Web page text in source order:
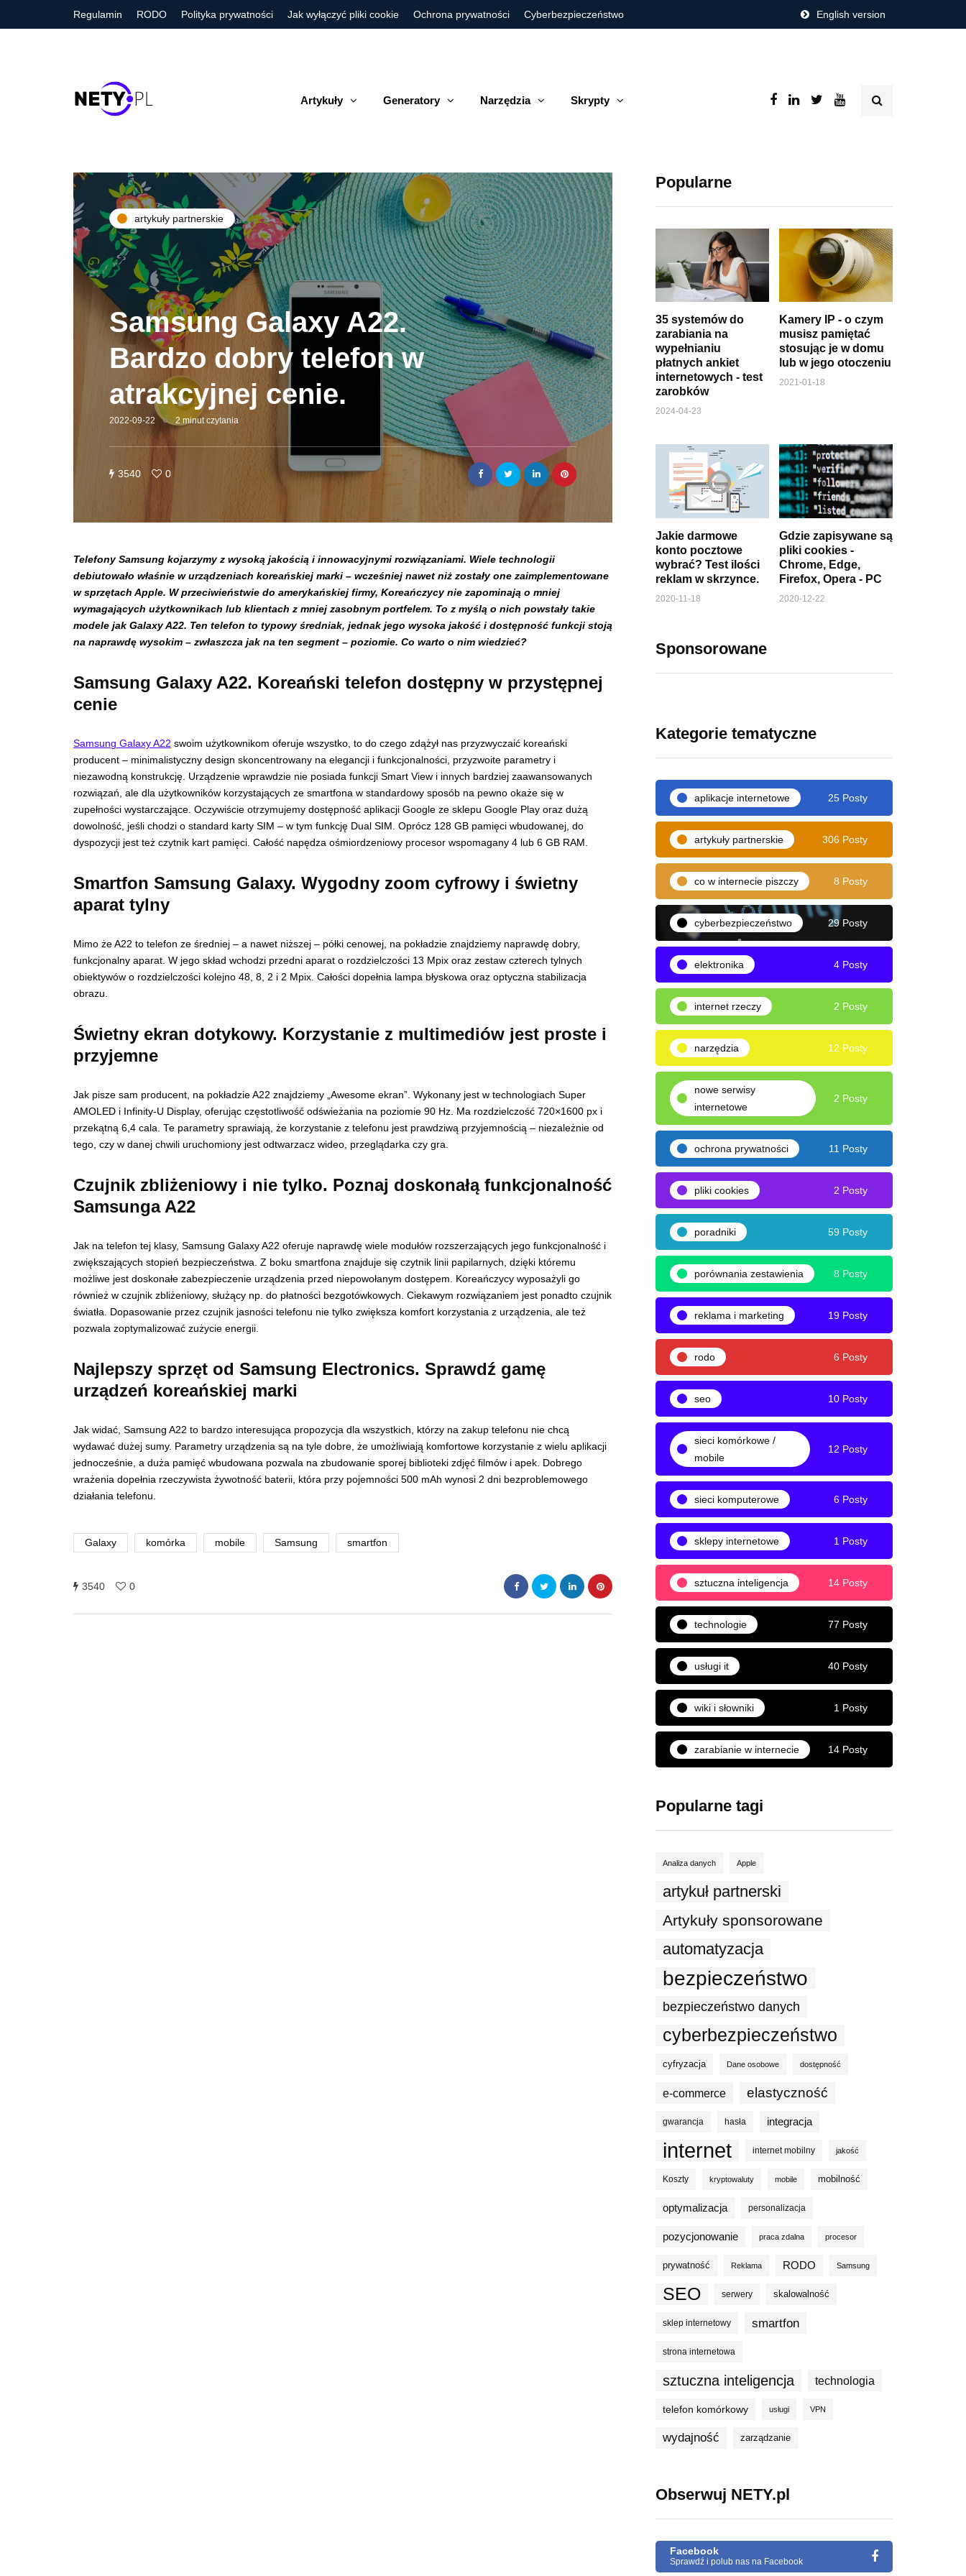
Regulamin RODO Polityka prywatności Jak wyłączyć pliki cookie Ochrona prywatności Cyberbezpieczeństwo English version
Artykuły Generatory Narzędzia Skrypty
artykuły partnerskie
Samsung Galaxy A22.
Bardzo dobry telefon w
atrakcyjnej cenie.
2022-09-22 2 minut czytania
3540 0
Telefony Samsung kojarzymy z wysoką jakością i innowacyjnymi rozwiązaniami. Wiele technologii
debiutowało właśnie w urządzeniach koreańskiej marki – wcześniej nawet niż zostały one zaimplementowane
w sprzętach Apple. W przeciwieństwie do amerykańskiej firmy, Koreańczycy nie zapominają o mniej
wymagających użytkownikach lub klientach z mniej zasobnym portfelem. To z myślą o nich powstały takie
modele jak Galaxy A22. Ten telefon to typowy średniak, jednak jego wysoka jakość i dostępność funkcji stoją
na naprawdę wysokim – zwłaszcza jak na ten segment – poziomie. Co warto o nim wiedzieć?
Samsung Galaxy A22. Koreański telefon dostępny w przystępnej
cenie
Samsung Galaxy A22 swoim użytkownikom oferuje wszystko, to do czego zdążył nas przyzwyczaić koreański
producent – minimalistyczny design skoncentrowany na elegancji i funkcjonalności, przyzwoite parametry i
niezawodną konstrukcję. Urządzenie wprawdzie nie posiada funkcji Smart View i innych bardziej zaawansowanych
rozwiązań, ale dla użytkowników korzystających ze smartfona w standardowy sposób na pewno okaże się w
zupełności wystarczające. Oczywiście otrzymujemy dostępność aplikacji Google ze sklepu Google Play oraz dużą
dowolność, jeśli chodzi o standard karty SIM – w tym funkcję Dual SIM. Oprócz 128 GB pamięci wbudowanej, do
dyspozycji jest też czytnik kart pamięci. Całość napędza ośmiordzeniowy procesor wspomagany 4 lub 6 GB RAM.
Smartfon Samsung Galaxy. Wygodny zoom cyfrowy i świetny
aparat tylny
Mimo że A22 to telefon ze średniej – a nawet niższej – półki cenowej, na pokładzie znajdziemy naprawdę dobry,
funkcjonalny aparat. W jego skład wchodzi przedni aparat o rozdzielczości 13 Mpix oraz zestaw czterech tylnych
obiektywów o rozdzielczości kolejno 48, 8, 2 i 2 Mpix. Całości dopełnia lampa błyskowa oraz optyczna stabilizacja
obrazu.
Świetny ekran dotykowy. Korzystanie z multimediów jest proste i
przyjemne
Jak pisze sam producent, na pokładzie A22 znajdziemy „Awesome ekran”. Wykonany jest w technologiach Super
AMOLED i Infinity-U Display, oferując częstotliwość odświeżania na poziomie 90 Hz. Ma rozdzielczość 720×1600 px i
przekątną 6,4 cala. Te parametry sprawiają, że korzystanie z telefonu jest prawdziwą przyjemnością – niezależnie od
tego, czy w danej chwili uruchomiony jest odtwarzacz wideo, przeglądarka czy gra.
Czujnik zbliżeniowy i nie tylko. Poznaj doskonałą funkcjonalność
Samsunga A22
Jak na telefon tej klasy, Samsung Galaxy A22 oferuje naprawdę wiele modułów rozszerzających jego funkcjonalność i
zwiększających stopień bezpieczeństwa. Z boku smartfona znajduje się czytnik linii papilarnych, dzięki któremu
możliwe jest doskonałe zabezpieczenie urządzenia przed niepowołanym dostępem. Koreańczycy wyposażyli go
również w czujnik zbliżeniowy, służący np. do płatności bezgotówkowych. Ciekawym rozwiązaniem jest ponadto czujnik
światła. Dopasowanie przez czujnik jasności telefonu nie tylko zwiększa komfort korzystania z urządzenia, ale też
pozwala zoptymalizować zużycie energii.
Najlepszy sprzęt od Samsung Electronics. Sprawdź gamę
urządzeń koreańskiej marki
Jak widać, Samsung A22 to bardzo interesująca propozycja dla wszystkich, którzy na zakup telefonu nie chcą
wydawać dużej sumy. Parametry urządzenia są na tyle dobre, że umożliwiają komfortowe korzystanie z wielu aplikacji
jednocześnie, a duża pamięć wbudowana pozwala na zbudowanie sporej biblioteki zdjęć filmów i apek. Dobrego
wrażenia dopełnia rzeczywista żywotność baterii, która przy pojemności 500 mAh wynosi 2 dni bezproblemowego
działania telefonu.
Galaxy komórka mobile Samsung smartfon
3540 0
Popularne
35 systemów do
zarabiania na
wypełnianiu
płatnych ankiet
internetowych - test
zarobków
2024-04-23
Kamery IP - o czym
musisz pamiętać
stosując je w domu
lub w jego otoczeniu
2021-01-18
Jakie darmowe
konto pocztowe
wybrać? Test ilości
reklam w skrzynce.
2020-11-18
Gdzie zapisywane są
pliki cookies -
Chrome, Edge,
Firefox, Opera - PC
2020-12-22
Sponsorowane
Kategorie tematyczne
aplikacje internetowe 25 Posty
artykuły partnerskie 306 Posty
co w internecie piszczy 8 Posty
cyberbezpieczeństwo 29 Posty
elektronika 4 Posty
internet rzeczy 2 Posty
narzędzia 12 Posty
nowe serwisy
internetowe
2 Posty
ochrona prywatności 11 Posty
pliki cookies 2 Posty
poradniki 59 Posty
porównania zestawienia 8 Posty
reklama i marketing 19 Posty
rodo 6 Posty
seo 10 Posty
sieci komórkowe /
mobile
12 Posty
sieci komputerowe 6 Posty
sklepy internetowe 1 Posty
sztuczna inteligencja 14 Posty
technologie 77 Posty
usługi it 40 Posty
wiki i słowniki 1 Posty
zarabianie w internecie 14 Posty
Popularne tagi
Analiza danych Apple
artykuł partnerski
Artykuły sponsorowane
automatyzacja
bezpieczeństwo
bezpieczeństwo danych
cyberbezpieczeństwo
cyfryzacja Dane osobowe dostępność
e-commerce elastyczność
gwarancja hasła integracja
internet internet mobilny jakość
Koszty kryptowaluty mobile mobilność
optymalizacja personalizacja
pozycjonowanie praca zdalna procesor
prywatność Reklama RODO Samsung
SEO serwery skalowalność
sklep internetowy smartfon
strona internetowa
sztuczna inteligencja technologia
telefon komórkowy usługi VPN
wydajność zarządzanie
Obserwuj NETY.pl
Facebook
Sprawdź i polub nas na Facebook